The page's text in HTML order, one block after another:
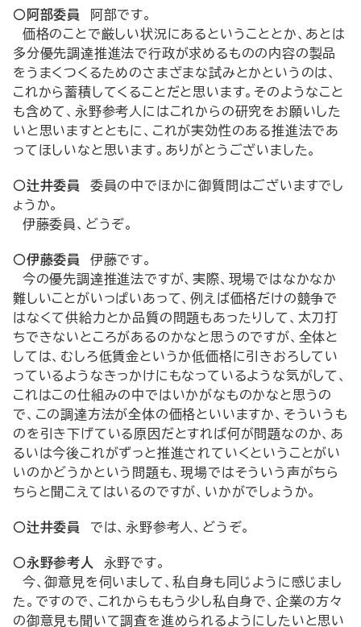
○阿部委員
阿部です。
価格のことで厳しい状況にあるということとか、あとは
多分優先調達推進法で行政が求めるものの内容の製品
をうまくつくるためのさまざまな試みとかというのは、
これから蓄積してくることだと思います。そのようなこと
も含めて、永野参考人にはこれからの研究をお願いした
いと思いますとともに、これが実効性のある推進法であ
ってほしいなと思います。ありがとうございました。
○辻井委員
委員の中でほかに御質問はございますでし
ょうか。
伊藤委員、どうぞ。
○伊藤委員
伊藤です。
今の優先調達推進法ですが、実際、現場ではなかなか
難しいことがいっぱいあって、例えば価格だけの競争で
はなくて供給力とか品質の問題もあったりして、太刀打
ちできないところがあるのかなと思うのですが、全体と
しては、むしろ低賃金というか低価格に引きおろしてい
っているようなきっかけにもなっているような気がして、
これはこの仕組みの中ではいかがなものかなと思うの
で、この調達方法が全体の価格といいますか、そういうも
のを引き下げている原因だとすれば何が問題なのか、あ
るいは今後これがずっと推進されていくということがい
いのかどうかという問題も、現場ではそういう声がちら
ちらと聞こえてはいるのですが、いかがでしょうか。
○辻井委員 では、永野参考人、どうぞ。
○永野参考人
永野です。
今、御意見を伺いまして、私自身も同じように感じまし
た。ですので、これからももう少し私自身で、企業の方々
の御意見も聞いて調査を進められるようにしたいと思い